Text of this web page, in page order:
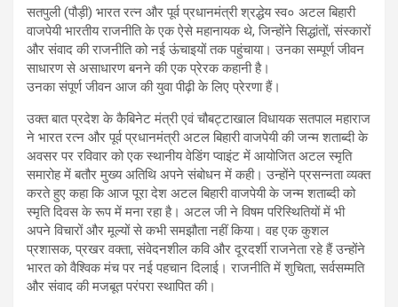
सतपुली (पौड़ी) भारत रत्न और पूर्व प्रधानमंत्री श्रद्धेय स्व० अटल बिहारी
वाजपेयी भारतीय राजनीति के एक ऐसे महानायक थे, जिन्होंने सिद्धांतों, संस्कारों
और संवाद की राजनीति को नई ऊंचाइयों तक पहुंचाया। उनका सम्पूर्ण जीवन
साधारण से असाधारण बनने की एक प्रेरक कहानी है।
उनका संपूर्ण जीवन आज की युवा पीढ़ी के लिए प्रेरणा हैं।
उक्त बात प्रदेश के कैबिनेट मंत्री एवं चौबट्टाखाल विधायक सतपाल महाराज
ने भारत रत्न और पूर्व प्रधानमंत्री अटल बिहारी वाजपेयी की जन्म शताब्दी के
अवसर पर रविवार को एक स्थानीय वेडिंग प्वाइंट में आयोजित अटल स्मृति
समारोह में बतौर मुख्य अतिथि अपने संबोधन में कही। उन्होंने प्रसन्नता व्यक्त
करते हुए कहा कि आज पूरा देश अटल बिहारी वाजपेयी के जन्म शताब्दी को
स्मृति दिवस के रूप में मना रहा है। अटल जी ने विषम परिस्थितियों में भी
अपने विचारों और मूल्यों से कभी समझौता नहीं किया। वह एक कुशल
प्रशासक, प्रखर वक्ता, संवेदनशील कवि और दूरदर्शी राजनेता रहे हैं उन्होंने
भारत को वैश्विक मंच पर नई पहचान दिलाई। राजनीति में शुचिता, सर्वसम्मति
और संवाद की मजबूत परंपरा स्थापित की।